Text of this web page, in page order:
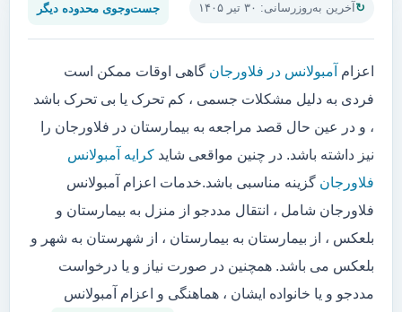
آخرین به‌روزرسانی: ۳۰ تیر ۱۴۰۵ جست‌وجوی محدوده دیگر
اعزام آمبولانس در فلاورجان گاهی اوقات ممکن است
فردی به دلیل مشکلات جسمی ، کم تحرک یا بی تحرک باشد
، و در عین حال قصد مراجعه به بیمارستان در فلاورجان را
نیز داشته باشد. در چنین مواقعی شاید کرایه آمبولانس
فلاورجان گزینه مناسبی باشد.خدمات اعزام آمبولانس
فلاورجان شامل ، انتقال مددجو از منزل به بیمارستان و
بلعکس ، از بیمارستان به بیمارستان ، از شهرستان به شهر و
بلعکس می باشد. همچنین در صورت نیاز و یا درخواست
مددجو و یا خانواده ایشان ، هماهنگی و اعزام آمبولانس